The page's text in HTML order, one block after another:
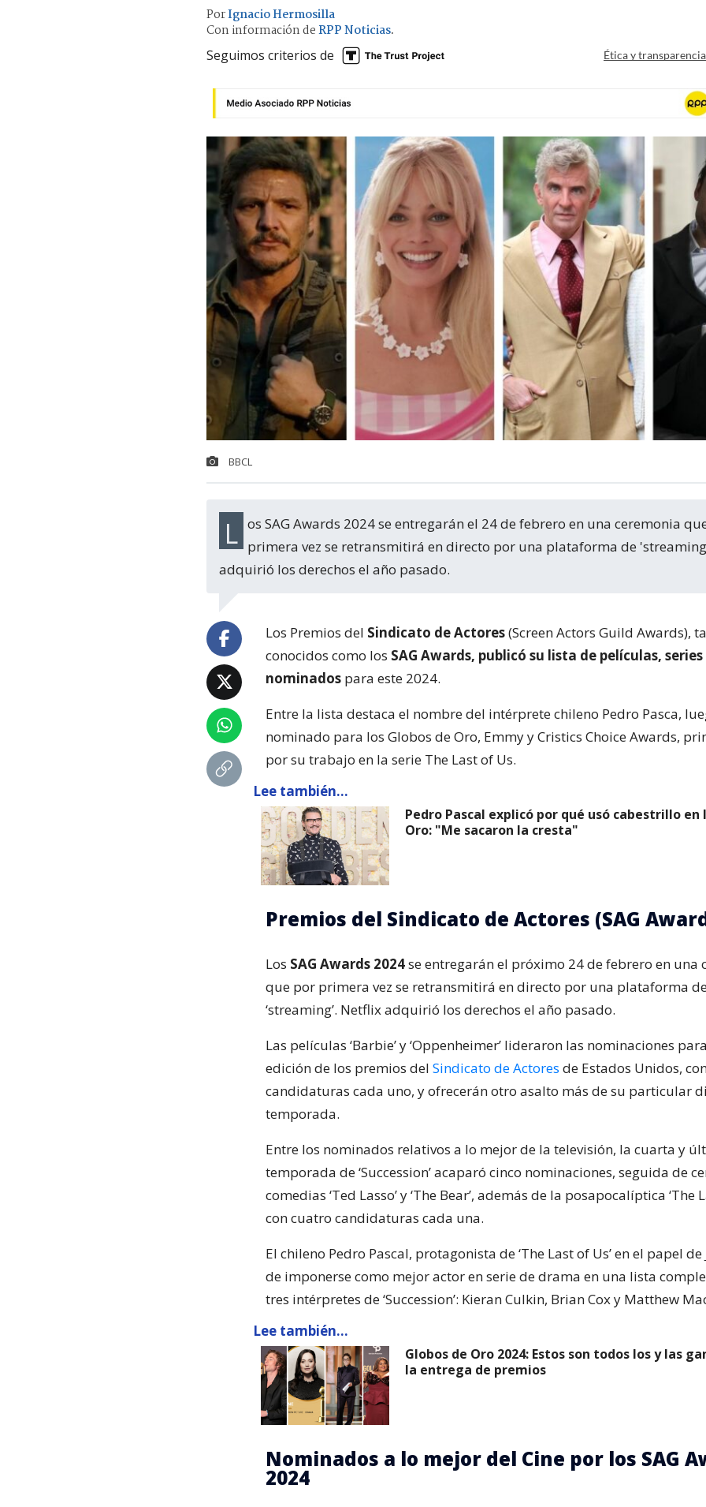
PorIgnacio Hermosilla
Con información deRPP Noticias.
Seguimos criterios de Ética y
BBCL
Los SAG Awards 2024 se entregarán el 24 de febrero en una ceremonia que por primera vez se retransmitirá en directo por una plataforma de
adquirió los derechos el año pasado.
Los Premios del Sindicato de Actores(Screen Actors Guild Awards),
conocidos como los SAG Awards, publicó su lista de películas,
nominados para este 2024.
Entre la lista destaca el nombre del intérprete chileno Pedro Pasca,
nominado para los Globos de Oro, Emmy y Cristics Choice Awards,
por su trabajo en la serie The Last of Us.
Lee también...
Pedro Pascal explicó por qué usó cabestrillo en
Oro: "Me sacaron la cresta"
Premios del Sindicato de Actores (SAG
Los SAG Awards 2024se entregarán el próximo 24 de febrero en una
que por primera vez se retransmitirá en directo por una plataforma
‘streaming’. Netflix adquirió los derechos el año pasado.
Las películas ‘Barbie’ y ‘Oppenheimer’ lideraron las nominaciones
edición de los premios del Sindicato de Actores de Estados Unidos,
candidaturas cada uno, y ofrecerán otro asalto más de su particular
temporada.
Entre los nominados relativos a lo mejor de la televisión, la cuarta y
temporada de ‘Succession’ acaparó cinco nominaciones, seguida de
comedias ‘Ted Lasso’ y ‘The Bear’, además de la posapocalíptica ‘The
con cuatro candidaturas cada una.
El chileno Pedro Pascal, protagonista de ‘The Last of Us’ en el papel
de imponerse como mejor actor en serie de drama en una lista
tres intérpretes de ‘Succession’: Kieran Culkin, Brian Cox y Matthew
Lee también...
Globos de Oro 2024: Estos son todos los y las
la entrega de premios
Nominados a lo mejor del Cine por los SAG
2024